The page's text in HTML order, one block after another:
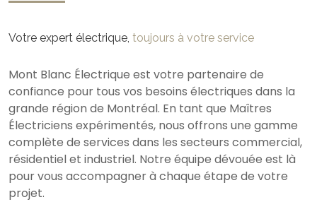
Votre expert électrique, toujours à votre service
Mont Blanc Électrique est votre partenaire de
confiance pour tous vos besoins électriques dans la
grande région de Montréal. En tant que Maîtres
Électriciens expérimentés, nous offrons une gamme
complète de services dans les secteurs commercial,
résidentiel et industriel. Notre équipe dévouée est là
pour vous accompagner à chaque étape de votre
projet.